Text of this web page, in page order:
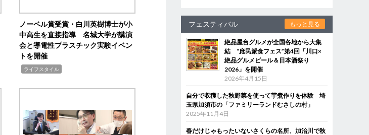
ノーベル賞受賞・白川英樹博士が小
中高生を直接指導 名城大学が講演
会と導電性プラスチック実験イベン
トを開催
ライフスタイル
フェスティバル もっと見る
絶品屋台グルメが全国各地から大集
結 “庶民派食フェス”第4回「川口×
絶品グルメビール＆日本酒祭り
2026」を開催
2026年4月15日
自分で収穫した秋野菜を使って芋煮作りを体験 埼
玉県加須市の「ファミリーランドむさしの村」
2025年11月4日
春だけじゃもったいないさくらの名所、加治川で秋